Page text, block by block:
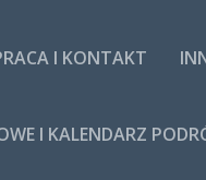
I KONTAKT
I KALENDARZ